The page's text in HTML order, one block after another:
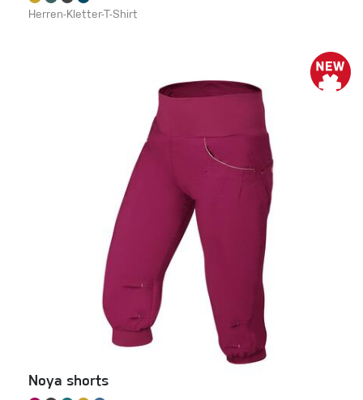
Herren-Kletter-T-Shirt
Noya shorts